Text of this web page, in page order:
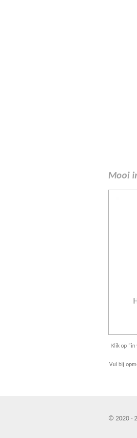
Mooi
Klik op
Vul bij
© 2020 -